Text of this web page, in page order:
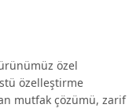
özel
özelleştirme
mutfak çözümü, zarif